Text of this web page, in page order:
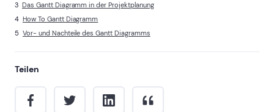
Das Gantt Diagramm in der Projektplanung
How To Gantt Diagramm
Vor- und Nachteile des Gantt Diagramms
Teilen